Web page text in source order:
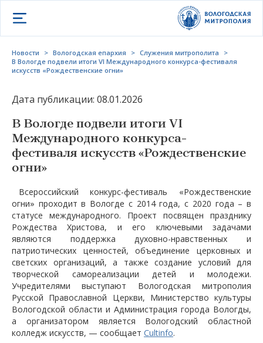
Открыть меню
Новости > Вологодская епархия > Служения митрополита
>
В Вологде подвели итоги VI Международного конкурса-фестиваля
искусств «Рождественские огни»
Дата публикации: 08.01.2026
В Вологде подвели итоги VI
Международного конкурса-
фестиваля искусств «Рождественские
огни»
Всероссийский конкурс-фестиваль «Рождественские
огни» проходит в Вологде с 2014 года, с 2020 года – в
статусе международного. Проект посвящен празднику
Рождества Христова, и его ключевыми задачами
являются поддержка духовно-нравственных и
патриотических ценностей, объединение церковных и
светских организаций, а также создание условий для
творческой самореализации детей и молодежи.
Учредителями выступают Вологодская митрополия
Русской Православной Церкви, Министерство культуры
Вологодской области и Администрация города Вологды,
а организатором является Вологодский областной
колледж искусств, — сообщает Cultinfo.